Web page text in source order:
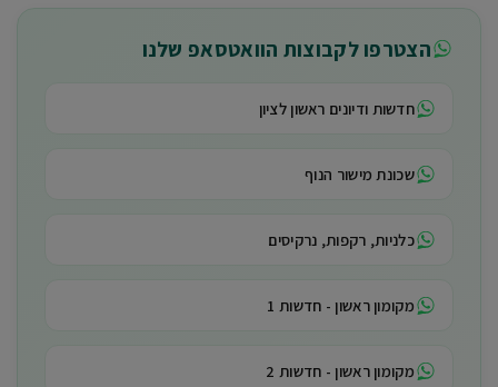
הצטרפו לקבוצות הוואטסאפ שלנו
חדשות ודיונים ראשון לציון
שכונת מישור הנוף
כלניות, רקפות, נרקיסים
מקומון ראשון - חדשות 1
מקומון ראשון - חדשות 2